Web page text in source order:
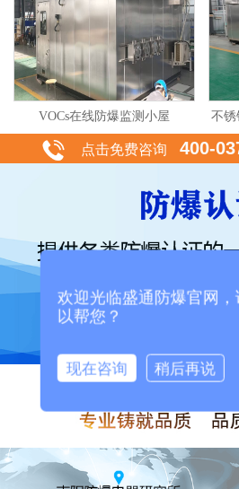
VOCs在线防爆监测小屋 不锈
点击免费咨询 400-
欢迎光临盛通防爆官网
以帮您？
现在咨询 稍后再说